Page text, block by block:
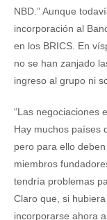
NBD.” Aunque
incorporación al
en los BRICS. En
no se han zanjado
ingreso al grupo ni
“Las negociaciones
Hay muchos países
pero para ello
miembros
tendría problemas
Claro que, si
incorporarse ahora